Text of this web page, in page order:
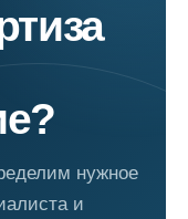
нужное
и